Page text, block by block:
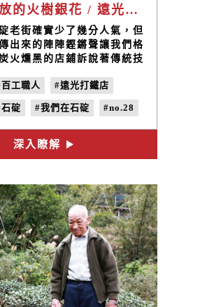
溪谷旁綻放的火樹銀花 / 遠光打鐵店 葉德茂
老街確實少了幾分人氣，但
出來的陣陣鏗鏘聲讓我們格
火燻黑的店鋪訴說著傳統技
注的神情，淬鍊出來的並非
具，而是堅持數十年的熱情
工職人 #遠光打鐵店
碇 #我們在石碇 #no.28
一碗
深入瞭解